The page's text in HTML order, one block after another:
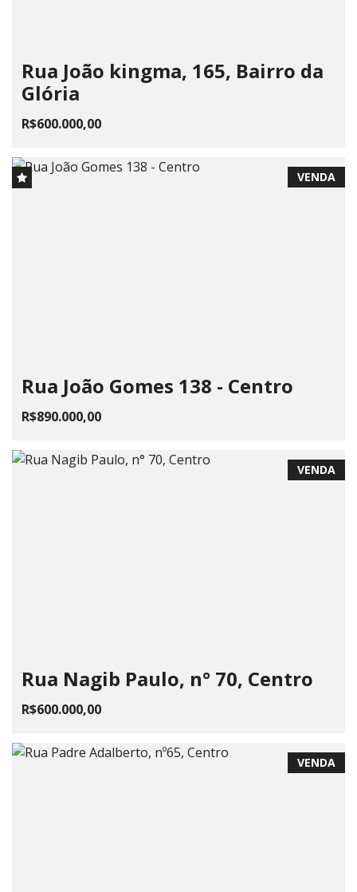
Rua João kingma, 165, Bairro da
Glória
R$600.000,00
VENDA
Rua João Gomes 138 - Centro
R$890.000,00
VENDA
Rua Nagib Paulo, n° 70, Centro
R$600.000,00
VENDA